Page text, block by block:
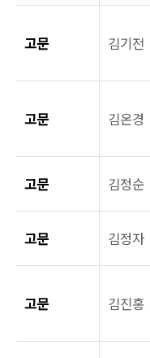
고문 김기전
고문 김온경
고문 김정순
고문 김정자
고문 김진홍